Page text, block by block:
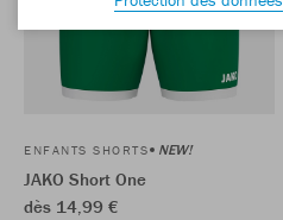
ENFANTS SHORTS NEW!
JAKO Short One
dès 14,99 €